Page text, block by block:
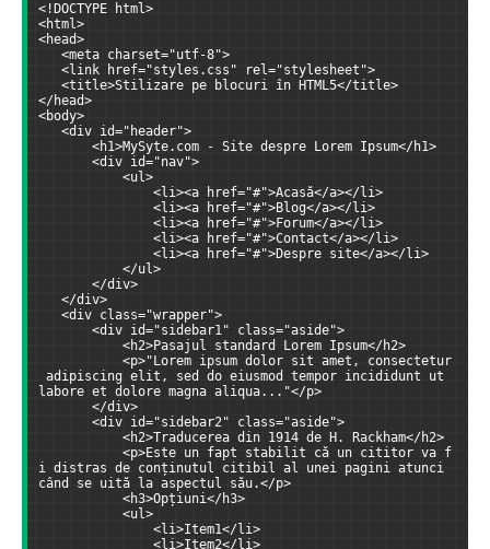
<!DOCTYPE html>
<html>
<head>
<meta charset="utf-8">
<link href="styles.css" rel="stylesheet">
<title>Stilizare pe blocuri în HTML5</title>
</head>
<body>
<div id="header">
<h1>MySyte.com - Site despre Lorem Ipsum</h1>
<div id="nav">
<ul>
<li><a href="#">Acasă</a></li>
<li><a href="#">Blog</a></li>
<li><a href="#">Forum</a></li>
<li><a href="#">Contact</a></li>
<li><a href="#">Despre site</a></li>
</ul>
</div>
</div>
<div class="wrapper">
<div id="sidebar1" class="aside">
<h2>Pasajul standard Lorem Ipsum</h2>
<p>"Lorem ipsum dolor sit amet, consectetur
adipiscing elit, sed do eiusmod tempor incididunt ut
labore et dolore magna aliqua..."</p>
</div>
<div id="sidebar2" class="aside">
<h2>Traducerea din 1914 de H. Rackham</h2>
<p>Este un fapt stabilit că un cititor va f
i distras de conținutul citibil al unei pagini atunci
când se uită la aspectul său.</p>
<h3>Opțiuni</h3>
<ul>
<li>Item1</li>
<li>Item2</li>